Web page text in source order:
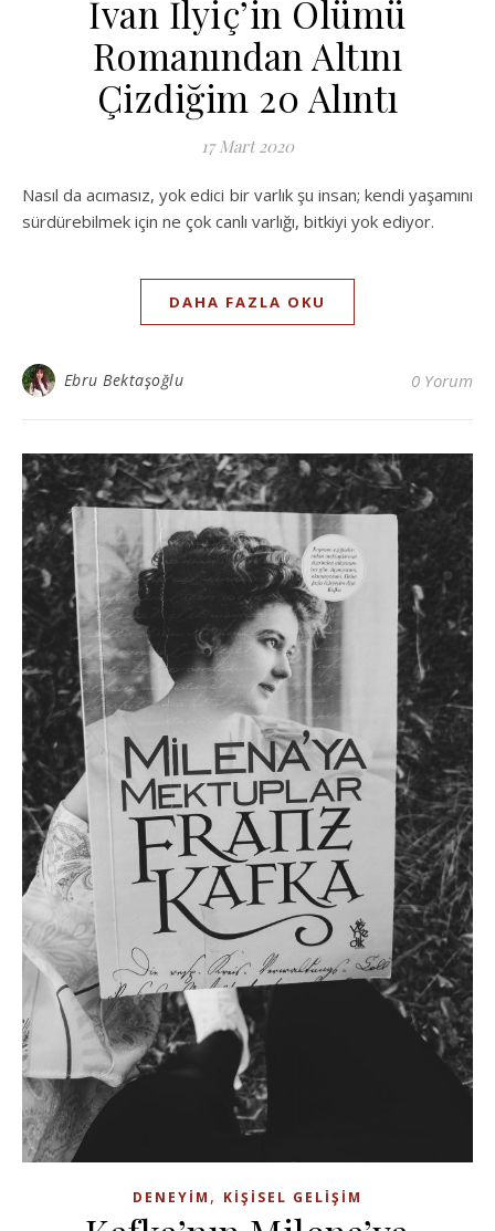
İvan İlyiç’in Ölümü
Romanından Altını
Çizdiğim 20 Alıntı
17 Mart 2020
Nasıl da acımasız, yok edici bir varlık şu insan; kendi yaşamını
sürdürebilmek için ne çok canlı varlığı, bitkiyi yok ediyor.
DAHA FAZLA OKU
Ebru Bektaşoğlu 0 Yorum
DENEYIM , KIŞISEL GELIŞIM